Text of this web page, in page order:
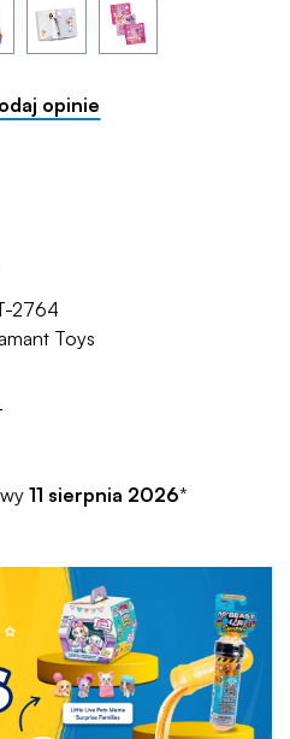
opinie
2764
Toys
11 sierpnia 2026*